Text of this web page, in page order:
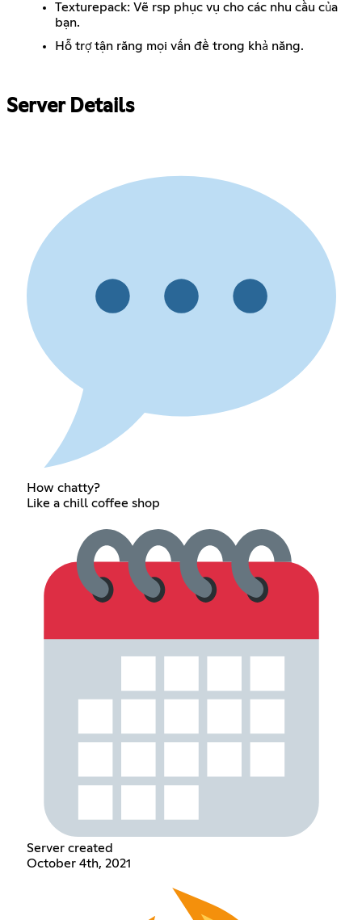
Texturepack: Vẽ rsp phục vụ cho các nhu cầu của
bạn.
Hỗ trợ tận răng mọi vấn đề trong khả năng.
Server Details
How chatty?
Like a chill coffee shop
Server created
October 4th, 2021